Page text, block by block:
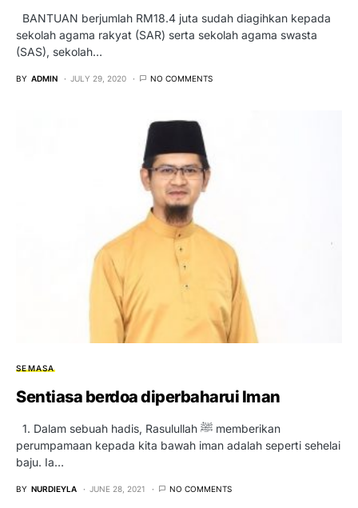
BANTUAN berjumlah RM18.4 juta sudah diagihkan kepada
sekolah agama rakyat (SAR) serta sekolah agama swasta
(SAS), sekolah…
BY ADMIN JULY 29, 2020 NO COMMENTS
SEMASA
Sentiasa berdoa diperbaharui Iman
1. Dalam sebuah hadis, Rasulullah ﷺ memberikan
perumpamaan kepada kita bawah iman adalah seperti sehelai
baju. Ia…
BY NURDIEYLA JUNE 28, 2021 NO COMMENTS